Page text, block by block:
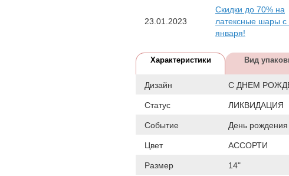
23.01.2023
Скидки до 70% на
латексные шары с
января!
Характеристики Вид
Дизайн С ДНЕМ
Статус ЛИКВИДАЦИЯ
Событие День рождения
Цвет АССОРТИ
Размер 14"